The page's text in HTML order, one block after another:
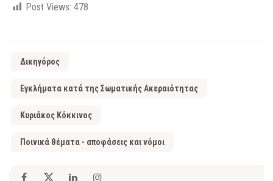
Post Views: 478
Δικηγόρος
Εγκλήματα κατά της Σωματικής Ακεραιότητας
Κυριάκος Κόκκινος
Ποινικά θέματα - αποφάσεις και νόμοι